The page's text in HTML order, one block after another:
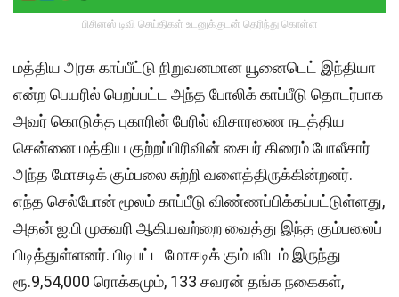
பிசினஸ் டிவி செய்திகள் உடனுக்குடன் தெரிந்து கொள்ள
மத்திய அரசு காப்பீட்டு நிறுவனமான யூனைடெட் இந்தியா
என்ற பெயரில் பெறப்பட்ட அந்த போலிக் காப்பீடு தொடர்பாக
அவர் கொடுத்த புகாரின் பேரில் விசாரணை நடத்திய
சென்னை மத்திய குற்றப்பிரிவின் சைபர் கிரைம் போலீசார்
அந்த மோசடிக் கும்பலை சுற்றி வளைத்திருக்கின்றனர்.
எந்த செல்போன் மூலம் காப்பீடு விண்ணப்பிக்கப்பட்டுள்ளது,
அதன் ஐ.பி முகவரி ஆகியவற்றை வைத்து இந்த கும்பலைப்
பிடித்துள்ளனர். பிடிபட்ட மோசடிக் கும்பலிடம் இருந்து
ரூ.9,54,000 ரொக்கமும், 133 சவரன் தங்க நகைகள்,